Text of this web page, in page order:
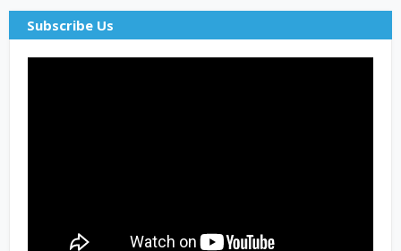
Subscribe Us